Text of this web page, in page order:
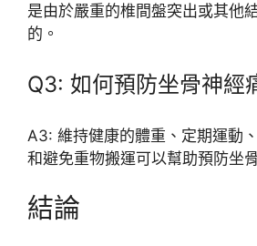
是由於嚴重的椎間盤突出或其他
的。
Q3: 如何預防坐骨神經
A3: 維持健康的體重、定期運動
和避免重物搬運可以幫助預防坐
結論